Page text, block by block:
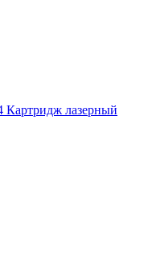
Картридж лазерный